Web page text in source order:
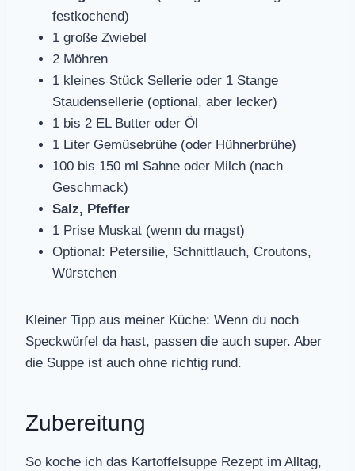
festkochend)
1 große Zwiebel
2 Möhren
1 kleines Stück Sellerie oder 1 Stange
Staudensellerie (optional, aber lecker)
1 bis 2 EL Butter oder Öl
1 Liter Gemüsebrühe (oder Hühnerbrühe)
100 bis 150 ml Sahne oder Milch (nach
Geschmack)
Salz, Pfeffer
1 Prise Muskat (wenn du magst)
Optional: Petersilie, Schnittlauch, Croutons,
Würstchen
Kleiner Tipp aus meiner Küche: Wenn du noch
Speckwürfel da hast, passen die auch super. Aber
die Suppe ist auch ohne richtig rund.
Zubereitung
So koche ich das Kartoffelsuppe Rezept im Alltag,